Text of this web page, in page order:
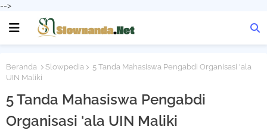
-->
Beranda Slowpedia
5 Tanda Mahasiswa Pengabdi Organisasi 'ala
UIN Maliki
5 Tanda Mahasiswa Pengabdi
Organisasi 'ala UIN Maliki